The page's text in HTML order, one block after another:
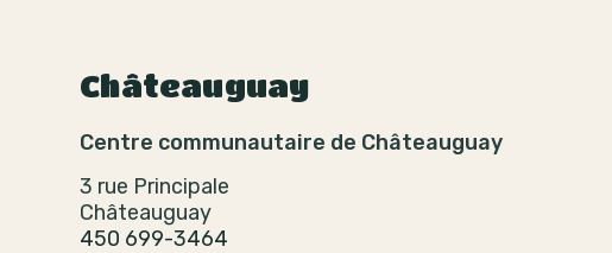
Châteauguay
Centre communautaire de Châteauguay
3 rue Principale
Châteauguay
450 699-3464